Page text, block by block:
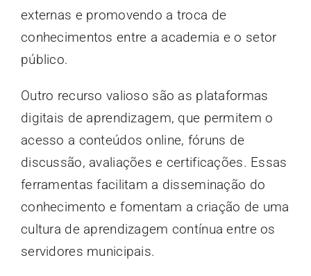
externas e promovendo a troca de
conhecimentos entre a academia e o setor
público.
Outro recurso valioso são as plataformas
digitais de aprendizagem, que permitem o
acesso a conteúdos online, fóruns de
discussão, avaliações e certificações. Essas
ferramentas facilitam a disseminação do
conhecimento e fomentam a criação de uma
cultura de aprendizagem contínua entre os
servidores municipais.